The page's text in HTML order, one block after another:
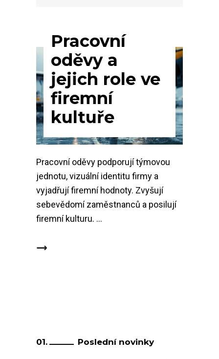
Pracovní
oděvy a
jejich role ve
firemní
kultuře
Pracovní oděvy podporují týmovou
jednotu, vizuální identitu firmy a
vyjadřují firemní hodnoty. Zvyšují
sebevědomí zaměstnanců a posilují
firemní kulturu.
Poslední novinky